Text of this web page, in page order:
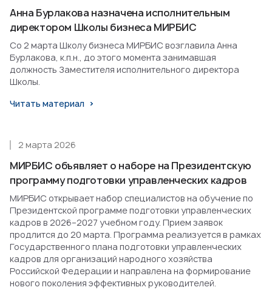
Анна Бурлакова назначена исполнительным
директором Школы бизнеса МИРБИС
Со 2 марта Школу бизнеса МИРБИС возглавила Анна
Бурлакова, к.п.н., до этого момента занимавшая
должность Заместителя исполнительного директора
Школы.
Читать материал
МИРБИС объявляет о наборе на Президентскую
программу подготовки управленческих кадров
2 марта 2026
МИРБИС открывает набор специалистов на обучение по
Президентской программе подготовки управленческих
кадров в 2026–2027 учебном году. Прием заявок
продлится до 20 марта. Программа реализуется в рамках
Государственного плана подготовки управленческих
кадров для организаций народного хозяйства
Российской Федерации и направлена на формирование
нового поколения эффективных руководителей.